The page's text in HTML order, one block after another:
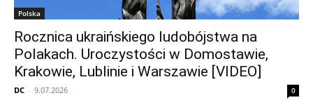
Polska
Rocznica ukraińskiego ludobójstwa na
Polakach. Uroczystości w Domostawie,
Krakowie, Lublinie i Warszawie [VIDEO]
DC - 9.07.2026 0